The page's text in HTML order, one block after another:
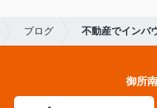
ブログ 不動産でインバ
御所